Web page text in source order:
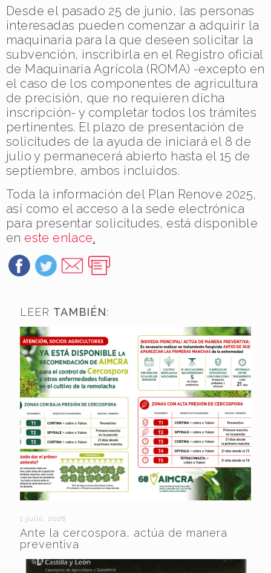
Desde el pasado 25 de junio, las personas
interesadas pueden comenzar a adquirir la
maquinaria para la que deseen solicitar la
subvención, inscribirla en el Registro oficial
de Maquinaria Agrícola (ROMA) -excepto en
el caso de los componentes de agricultura
de precisión, que no requieren dicha
inscripción- y completar todos los trámites
pertinentes. El plazo de presentación de
solicitudes de la ayuda de iniciará el 8 de
julio y permanecerá abierto hasta el 15 de
septiembre, ambos incluidos.
Toda la información del Plan Renove 2025,
así como el acceso a la sede electrónica
para presentar solicitudes, está disponible
en este enlace.
LEER TAMBIÉN:
1 julio, 2026
Ante la cercospora, actúa de manera
preventiva